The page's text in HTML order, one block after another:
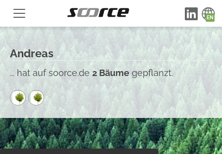
Andreas
... hat auf soorce.de 2 Bäume gepflanzt.